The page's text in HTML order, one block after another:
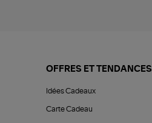
OFFRES ET TENDANCES
Idées Cadeaux
Carte Cadeau